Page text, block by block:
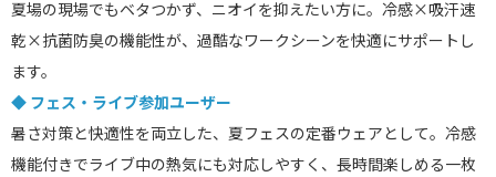
夏場の現場でもベタつかず、ニオイを抑えたい方に。冷感×吸汗速
乾×抗菌防臭の機能性が、過酷なワークシーンを快適にサポートし
ます。
◆ フェス・ライブ参加ユーザー
暑さ対策と快適性を両立した、夏フェスの定番ウェアとして。冷感
機能付きでライブ中の熱気にも対応しやすく、長時間楽しめる一枚